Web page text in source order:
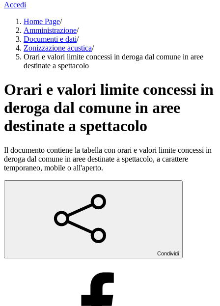
Accedi
Home Page/
Amministrazione/
Documenti e dati/
Zonizzazione acustica/
Orari e valori limite concessi in deroga dal comune in aree
destinate a spettacolo
Orari e valori limite concessi in
deroga dal comune in aree
destinate a spettacolo
Il documento contiene la tabella con orari e valori limite concessi in
deroga dal comune in aree destinate a spettacolo, a carattere
temporaneo, mobile o all'aperto.
Condividi